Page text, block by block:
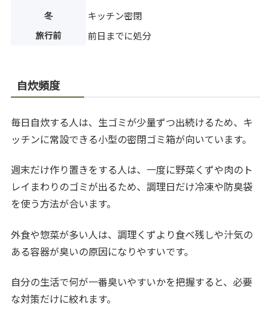
冬 キッチン密閉
旅行前 前日までに処分
自炊頻度
毎日自炊する人は、生ゴミが少量ずつ出続けるため、キ
ッチンに常設できる小型の密閉ゴミ箱が向いています。
週末だけ作り置きをする人は、一度に野菜くずや肉のト
レイまわりのゴミが出るため、調理日だけ冷凍や防臭袋
を使う方法が合います。
外食や惣菜が多い人は、調理くずより食べ残しや汁気の
ある容器が臭いの原因になりやすいです。
自分の生活で何が一番臭いやすいかを把握すると、必要
な対策だけに絞れます。